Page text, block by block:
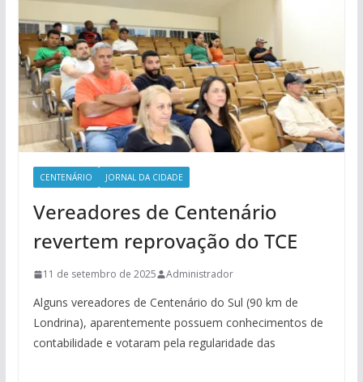
CENTENÁRIO JORNAL DA CIDADE
Vereadores de Centenário
revertem reprovação do TCE
11 de setembro de 2025 Administrador
Alguns vereadores de Centenário do Sul (90 km de
Londrina), aparentemente possuem conhecimentos de
contabilidade e votaram pela regularidade das